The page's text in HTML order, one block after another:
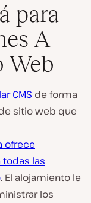
para
A
Web
CMS de forma
sitio web que
ofrece
las
. El alojamiento le
los